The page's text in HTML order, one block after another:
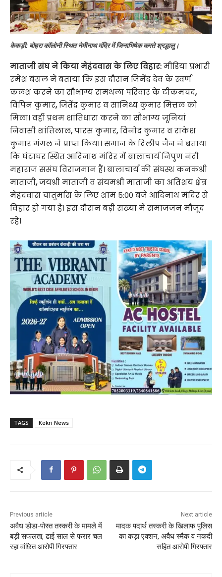
केकड़ी: बोहरा कॉलोनी स्थित नेमीनाथ मंदिर में जिनाभिषेक करते श्रद्धालु।
माताजी संघ ने किया मेहंदवास के लिए विहार:मीडिया प्रभारी
रमेश बंसल ने बताया कि इस दौरान जिनेंद्र देव के स्वर्ण
कलश करने का सौभाग्य रामथला परिवार के टीकमचंद,
विपिन कुमार,जितेंद्र कुमार व सानिध्य कुमार मित्तल को
मिला। वहीं प्रथम शांतिधारा करने का सौभाग्य जूनियां
निवासी शांतिलाल,पारस कुमार,विनोद कुमार व राकेश
कुमार मंगल ने प्राप्त किया। समाज के दिलीप जैन ने बताया
कि घंटाघर स्थित आदिनाथ मंदिर में बालाचार्य निपुण नंदी
महाराज ससंघ विराजमान हैं। बालाचार्य की संघस्थ कनकश्री
माताजी,जयश्री माताजी व संयमश्री माताजी का अतिशय क्षेत्र
मेहंदवास चातुर्मास के लिए शाम 5:00 बजे आदिनाथ मंदिर से
विहार हो गया है। इस दौरान बड़ी संख्या में समाजजन मौजूद
रहे।
TAGS Kekri News
Previous article
अवैध डोडा-पोस्त तस्करी के मामले में
बड़ी सफलता, ढाई साल से फरार चल
रहा वांछित आरोपी गिरफ्तार
Next article
मादक पदार्थ तस्करी के खिलाफ पुलिस
का कड़ा एक्शन, अवैध स्मैक व नकदी
सहित आरोपी गिरफ्तार